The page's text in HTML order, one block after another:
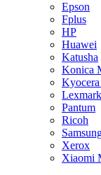
Epson
Fplus
HP
Huawei
Katusha
Konica
Lexmark
Pantum
Ricoh
Xerox
Xiaomi